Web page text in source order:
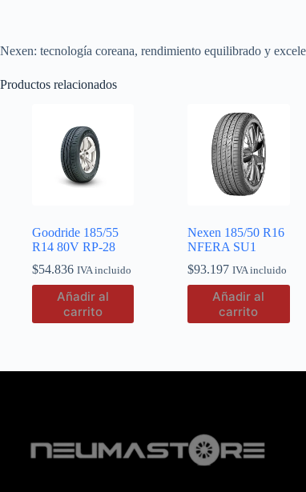
Nexen: tecnología coreana, rendimiento equilibrado y
Productos relacionados
Goodride 185/55
R14 80V RP-28
$54.836 IVA incluido
Añadir al
carrito
Nexen 185/50 R16
NFERA SU1
$93.197 IVA incluido
Añadir al
carrito